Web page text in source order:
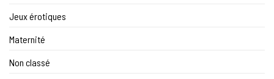
Jeux érotiques
Maternité
Non classé